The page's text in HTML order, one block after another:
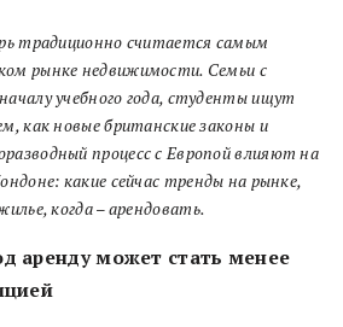
традиционно считается самым
рынке недвижимости. Семьи с
учебного года, студенты ищут
как новые британские законы и
процесс с Европой влияют на
какие сейчас тренды на рынке,
когда – арендовать.
аренду может стать менее